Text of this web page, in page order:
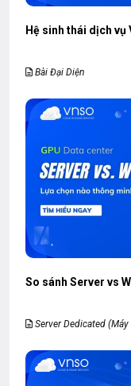
Hệ sinh thái dịch vụ
Bài Đại Diện
So sánh Server vs
Server Dedicated (Máy